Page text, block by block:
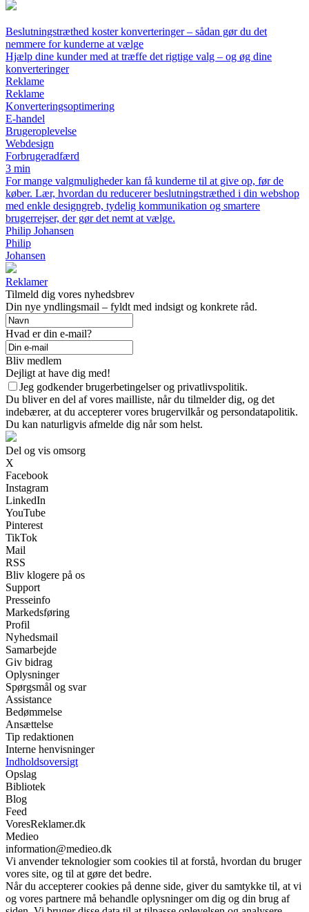
Beslutningstræthed koster konverteringer – sådan gør du det
nemmere for kunderne at vælge
Hjælp dine kunder med at træffe det rigtige valg – og øg dine
konverteringer
Reklame
Reklame
Konverteringsoptimering
E-handel
Brugeroplevelse
Webdesign
Forbrugeradfærd
3 min
For mange valgmuligheder kan få kunderne til at give op, før de
køber. Lær, hvordan du reducerer beslutningstræthed i din webshop
med enkle designgreb, tydelig kommunikation og smartere
brugerrejser, der gør det nemt at vælge.
Philip Johansen
Philip
Johansen
Reklamer
Tilmeld dig vores nyhedsbrev
Din nye yndlingsmail – fyldt med indsigt og konkrete råd.
Hvad er din e-mail?
Bliv medlem
Dejligt at have dig med!
Jeg godkender brugerbetingelser og privatlivspolitik.
Du bliver en del af vores mailliste, når du tilmelder dig, og det
indebærer, at du accepterer vores brugervilkår og persondatapolitik.
Du kan naturligvis afmelde dig når som helst.
Del og vis omsorg
X
Facebook
Instagram
LinkedIn
YouTube
Pinterest
TikTok
Mail
RSS
Bliv klogere på os
Support
Presseinfo
Markedsføring
Profil
Nyhedsmail
Samarbejde
Giv bidrag
Oplysninger
Spørgsmål og svar
Assistance
Bedømmelse
Ansættelse
Tip redaktionen
Interne henvisninger
Indholdsoversigt
Opslag
Bibliotek
Blog
Feed
VoresReklamer.dk
Medieo
information@medieo.dk
Vi anvender teknologier som cookies til at forstå, hvordan du bruger
vores site, og til at gøre det bedre.
Når du accepterer cookies på denne side, giver du samtykke til, at vi
og vores partnere må behandle oplysninger om dig og din brug af